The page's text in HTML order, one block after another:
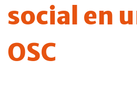
social en
OSC